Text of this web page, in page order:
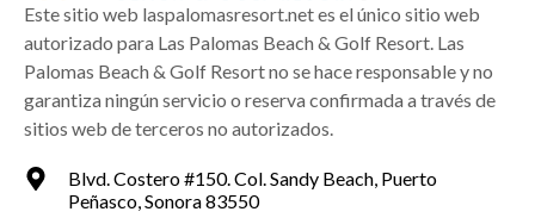
Este sitio web laspalomasresort.net es el único sitio web
autorizado para Las Palomas Beach & Golf Resort. Las
Palomas Beach & Golf Resort no se hace responsable y no
garantiza ningún servicio o reserva confirmada a través de
sitios web de terceros no autorizados.
Blvd. Costero #150. Col. Sandy Beach, Puerto
Peñasco, Sonora 83550